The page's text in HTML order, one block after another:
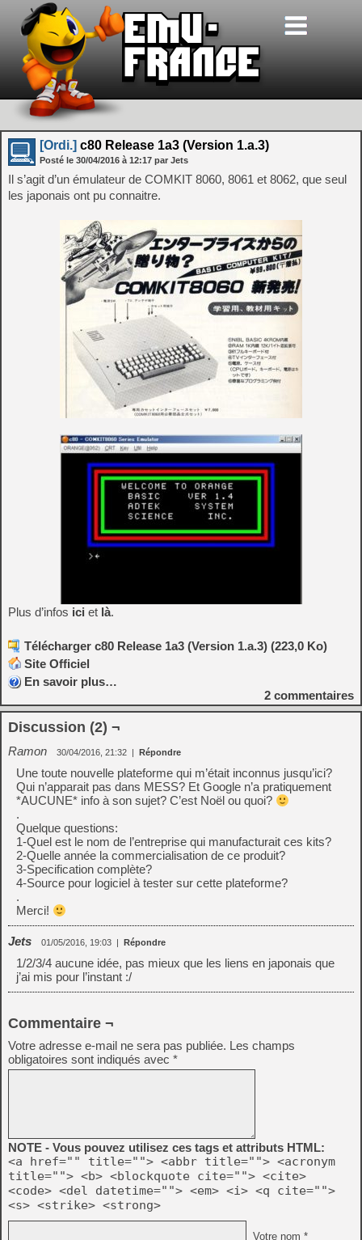
[Ordi.] c80 Release 1a3 (Version 1.a.3)
Posté le 30/04/2016 à 12:17 par Jets
Il s’agit d’un émulateur de COMKIT 8060, 8061 et 8062, que seul
les japonais ont pu connaitre.
Plus d’infos ici et là.
Télécharger c80 Release 1a3 (Version 1.a.3) (223,0 Ko)
Site Officiel
En savoir plus…
2 commentaires
Discussion (2) ¬
Ramon 30/04/2016, 21:32 | Répondre
Une toute nouvelle plateforme qui m’était inconnus jusqu’ici?
Qui n’apparait pas dans MESS? Et Google n’a pratiquement
*AUCUNE* info à son sujet? C’est Noël ou quoi?
.
Quelque questions:
1-Quel est le nom de l’entreprise qui manufacturait ces kits?
2-Quelle année la commercialisation de ce produit?
3-Specification complète?
4-Source pour logiciel à tester sur cette plateforme?
.
Merci!
Jets 01/05/2016, 19:03 | Répondre
1/2/3/4 aucune idée, pas mieux que les liens en japonais que
j’ai mis pour l’instant :/
Commentaire ¬
Votre adresse e-mail ne sera pas publiée. Les champs
obligatoires sont indiqués avec *
NOTE - Vous pouvez utilisez ces tags et attributs HTML:
<a href="" title=""> <abbr title=""> <acronym
title=""> <b> <blockquote cite=""> <cite>
<code> <del datetime=""> <em> <i> <q cite="">
<s> <strike> <strong>
Votre nom *